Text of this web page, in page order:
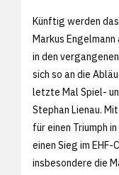
Künftig werden
Markus
in den
sich so an die
letzte Mal Spiel-
Stephan Lienau.
für einen Triumph
einen Sieg im EHF-
insbesondere die